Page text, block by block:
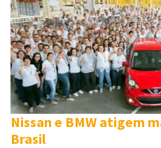
Nissan e BMW atigem
Brasil